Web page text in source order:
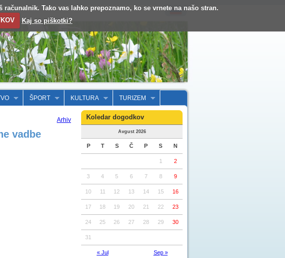
Tako vas lahko prepoznamo, ko se vrnete na našo stran.
Kaj so piškotki?
ŠPORT KULTURA TURIZEM
Arhiv
vadbe
Koledar dogodkov
Avgust 2026
P T S Č P S N
« Jul Sep »
1 2
3 4 5 6 7 8 9
10 11 12 13 14 15 16
17 18 19 20 21 22 23
24 25 26 27 28 29 30
31